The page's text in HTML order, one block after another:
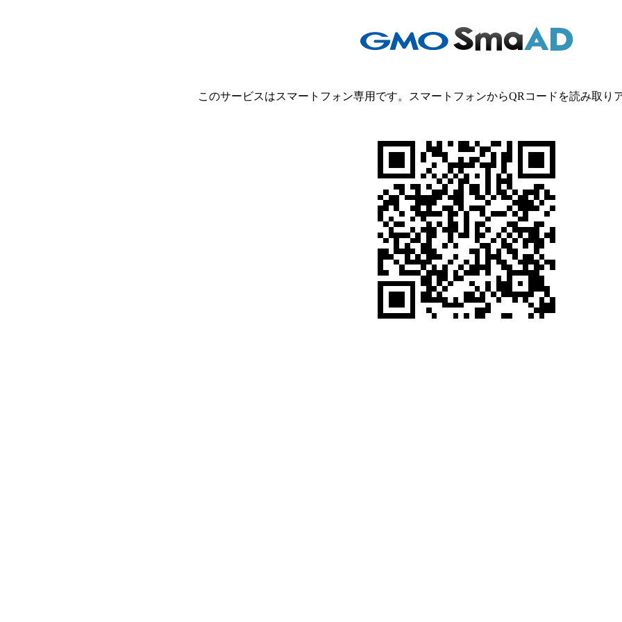
このサービスはスマートフォン専用です。スマートフォンからQRコードを読み取り